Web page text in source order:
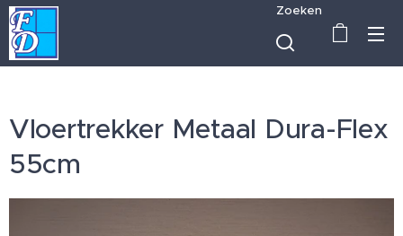
Zoeken
Vloertrekker Metaal Dura-Flex
55cm